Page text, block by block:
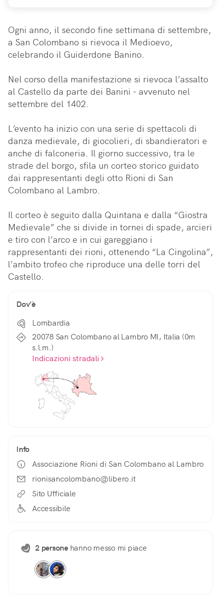
Ogni anno, il secondo fine settimana di settembre,
a San Colombano si rievoca il Medioevo,
celebrando il Guiderdone Banino.
Nel corso della manifestazione si rievoca l’assalto
al Castello da parte dei Banini - avvenuto nel
settembre del 1402.
L’evento ha inizio con una serie di spettacoli di
danza medievale, di giocolieri, di sbandieratori e
anche di falconeria. Il giorno successivo, tra le
strade del borgo, sfila un corteo storico guidato
dai rappresentanti degli otto Rioni di San
Colombano al Lambro.
Il corteo è seguito dalla Quintana e dalla “Giostra
Medievale” che si divide in tornei di spade, arcieri
e tiro con l’arco e in cui gareggiano i
rappresentanti dei rioni, ottenendo “La Cingolina”,
l’ambito trofeo che riproduce una delle torri del
Castello.
Dov'è
Lombardia
20078 San Colombano al Lambro MI, Italia (0m
s.l.m.)
Indicazioni stradali
Info
Associazione Rioni di San Colombano al Lambro
rionisancolombano@libero.it
Sito Ufficiale
Accessibile
2 personehanno messo mi piace